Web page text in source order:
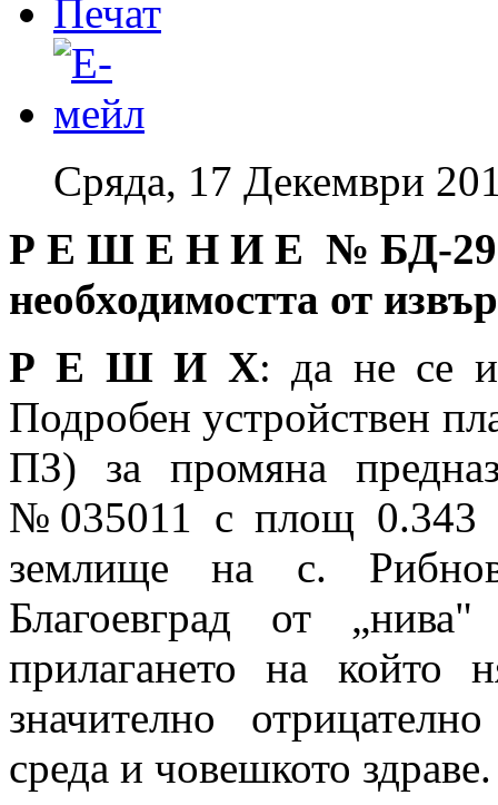
Сряда, 17 Декември
Р Е Ш Е Н И Е № БД-
необходимостта от
Р Е Ш И Х: да не се
Подробен устройствен
ПЗ) за промяна
№035011 с площ 0.343
землище на с.
Благоевград от
прилагането на който
значително
среда и човешкото здраве.